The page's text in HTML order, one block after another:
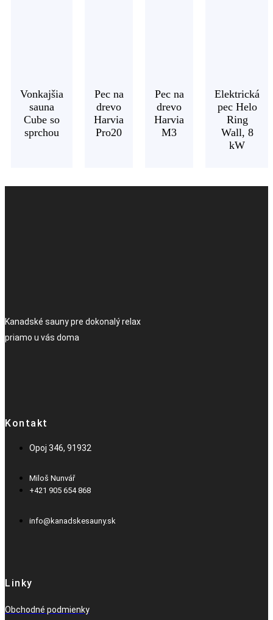
Vonkajšia
sauna
Cube so
sprchou
Pec na
drevo
Harvia
Pro20
Pec na
drevo
Harvia
M3
Elektrická
pec Helo
Ring
Wall, 8
kW
Kanadské sauny pre dokonalý relax
priamo u vás doma
Kontakt
Opoj 346, 91932
Miloš Nunvář
+421 905 654 868​
info@kanadskesauny.sk
Linky
Obchodné podmienky